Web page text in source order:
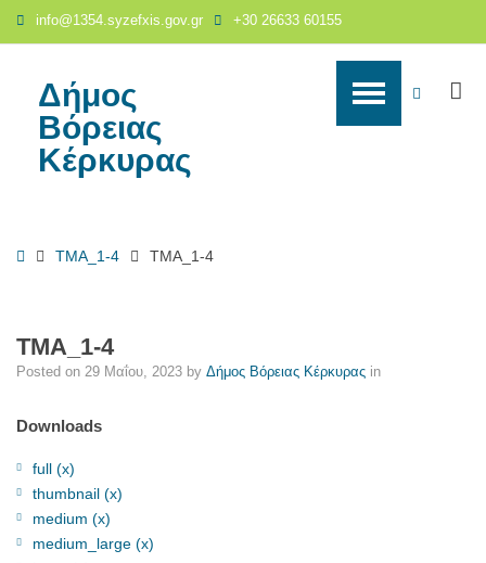
ΤΜΑ_1-
Βόρειας
Κέρκυρας
info@1354.syzefxis.gov.gr +30 26633 60155
Δήμος
Βόρειας
Κέρκυρας
HomeΤΜΑ_1-4 ΤΜΑ_1-4
ΤΜΑ_1-4
Posted on 29 Μαΐου, 2023 by Δήμος Βόρειας Κέρκυρας in
Downloads
full (x)
thumbnail (x)
medium (x)
medium_large (x)